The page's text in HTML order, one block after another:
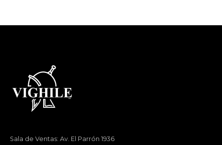
Sala de Ventas: Av. El Parrón 1936